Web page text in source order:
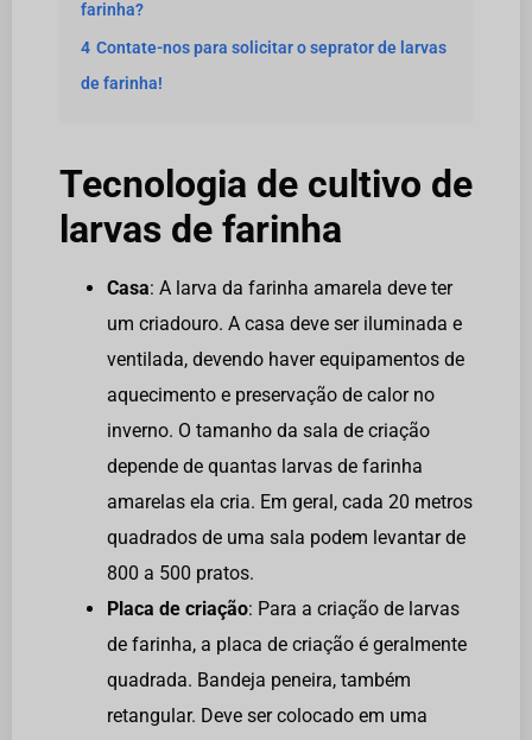
farinha?
4 Contate-nos para solicitar o seprator de larvas
de farinha!
Tecnologia de cultivo de
larvas de farinha
Casa: A larva da farinha amarela deve ter
um criadouro. A casa deve ser iluminada e
ventilada, devendo haver equipamentos de
aquecimento e preservação de calor no
inverno. O tamanho da sala de criação
depende de quantas larvas de farinha
amarelas ela cria. Em geral, cada 20 metros
quadrados de uma sala podem levantar de
800 a 500 pratos.
Placa de criação: Para a criação de larvas
de farinha, a placa de criação é geralmente
quadrada. Bandeja peneira, também
retangular. Deve ser colocado em uma